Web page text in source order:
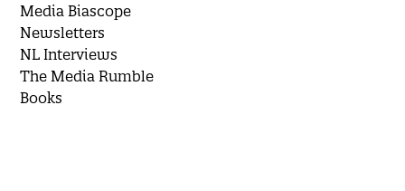
Media Biascope
Newsletters
NL Interviews
The Media Rumble
Books